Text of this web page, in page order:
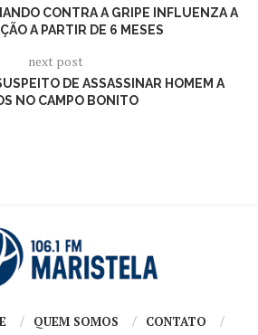
CONTRA A GRIPE INFLUENZA A
A PARTIR DE 6 MESES
next post
DE ASSASSINAR HOMEM A
NO CAMPO BONITO
QUEM SOMOS
CONTATO